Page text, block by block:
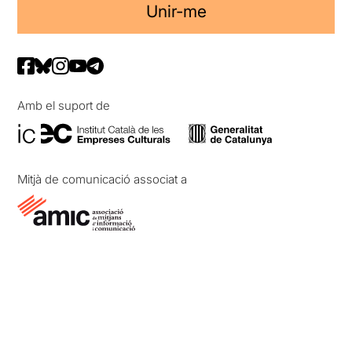
Unir-me
Amb el suport de
Mitjà de comunicació associat a